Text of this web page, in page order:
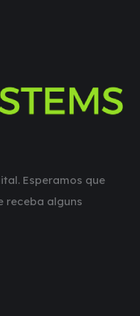
Esperamos que
receba alguns